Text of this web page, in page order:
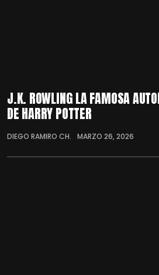
J.K. ROWLING LA FAMOSA
DE HARRY POTTER
DIEGO RAMIRO CH. MARZO 26, 2026